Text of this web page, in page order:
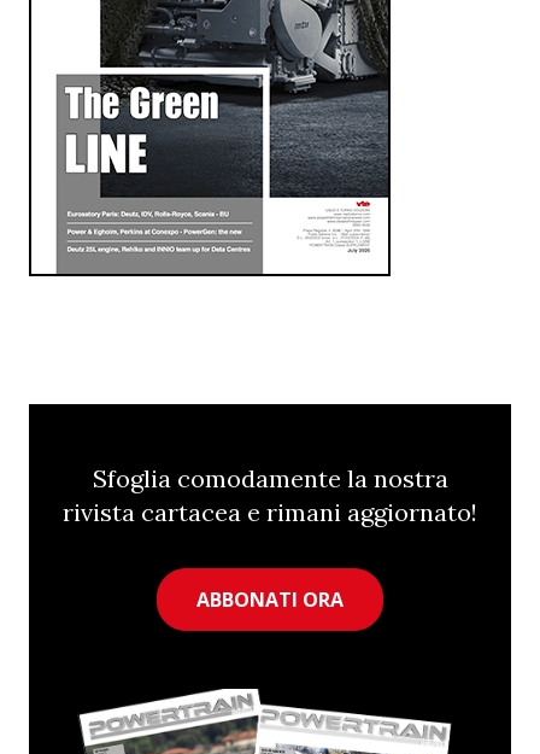
Sfoglia comodamente la nostra
rivista cartacea e rimani aggiornato!
ABBONATI ORA